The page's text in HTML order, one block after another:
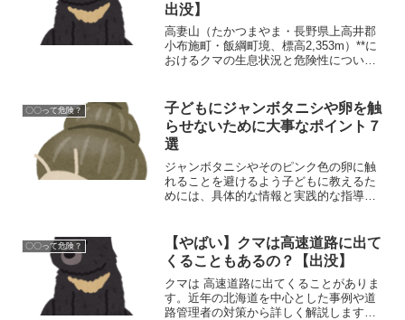
出没】
高妻山（たかつまやま・長野県上高井郡
小布施町・飯綱町境、標高2,353m）**に
おけるクマの生息状況と危険性について
います。 山域は北信五岳の一つで、ブナ
やミズ...
〇〇って危険？
子どもにジャンボタニシや卵を触
らせないために大事なポイント７
選
ジャンボタニシやそのピンク色の卵に触
れることを避けるよう子どもに教えるた
めには、具体的な情報と実践的な指導が
方法を参考にし...
〇〇って危険？
【やばい】クマは高速道路に出て
くることもあるの？【出没】
クマは 高速道路に出てくることがありま
す。近年の北海道を中心とした事例や道
路管理者の対策から詳しく解説します。